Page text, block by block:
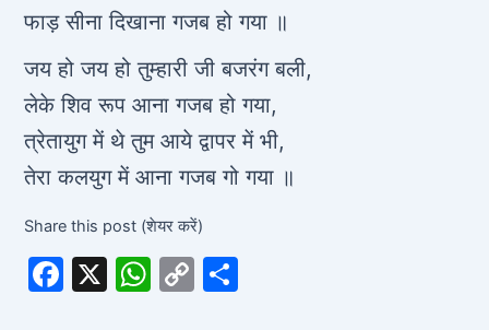
फाड़ सीना दिखाना गजब हो गया ॥
जय हो जय हो तुम्हारी जी बजरंग बली,
लेके शिव रूप आना गजब हो गया,
त्रेतायुग में थे तुम आये द्वापर में भी,
तेरा कलयुग में आना गजब गो गया ॥
Share this post (शेयर करें)
F
X
W C